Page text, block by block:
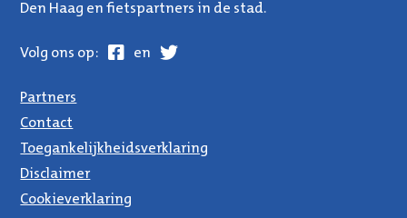
Den Haag en fietspartners in de stad.
Volg ons op: Facebook
en Twitter
Partners
Contact
Toegankelijkheidsverklaring
Disclaimer
Cookieverklaring